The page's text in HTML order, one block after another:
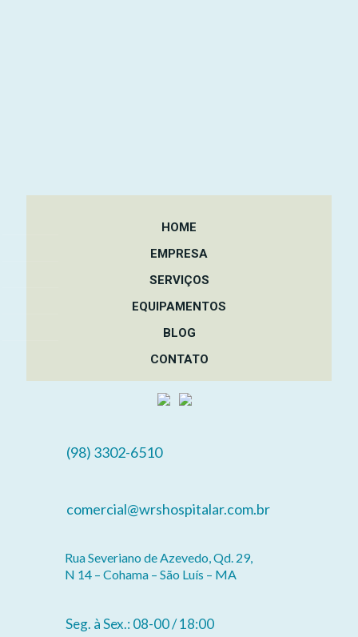
HOME
EMPRESA
SERVIÇOS
EQUIPAMENTOS
BLOG
CONTATO
(98) 3302-6510
comercial@wrshospitalar.com.br
Rua Severiano de Azevedo, Qd. 29,
N 14 – Cohama – São Luís – MA
Seg. à Sex.: 08-00 / 18:00